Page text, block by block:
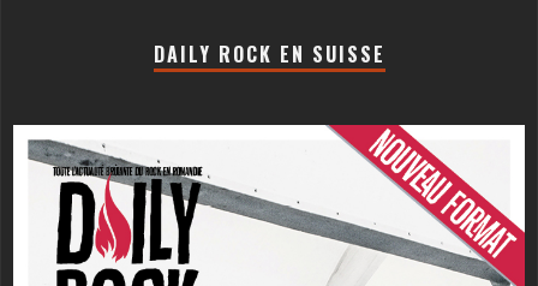
DAILY ROCK EN SUISSE